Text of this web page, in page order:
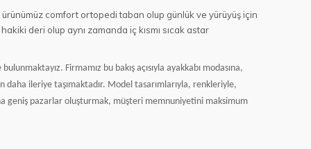
ürünümüz comfort ortopedi taban olup günlük ve yürüyüş için
deri olup aynı zamanda iç kısmı sıcak astar
Firmamız bu bakış açısıyla ayakkabı modasına,
daha ileriye taşımaktadır. Model tasarımlarıyla, renkleriyle,
geniş pazarlar oluşturmak, müşteri memnuniyetini maksimum